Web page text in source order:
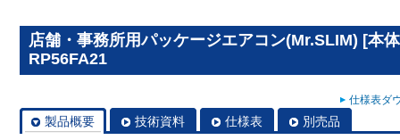
店舗・事務所用パッケージエアコン(Mr.SLIM) [本
RP56FA21
仕様表ダ
製品概要 技術資料 仕様表 別売品